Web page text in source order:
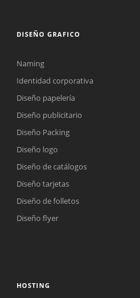
DISEÑO GRAFICO
Naming
Identidad corporativa
Diseño papelería
Diseño publicitario
Diseño Packing
Diseño logo
Diseño de catálogos
Diseño tarjetas
Diseño de folletos
Diseño flyer
HOSTING